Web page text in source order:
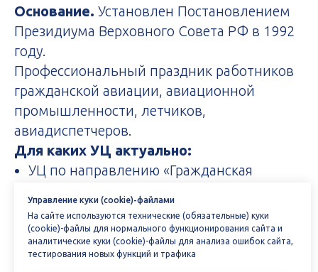
Основание. Установлен Постановлением
Президиума Верховного Совета РФ в 1992
году.
Профессиональный праздник работников
гражданской авиации, авиационной
промышленности, летчиков,
авиадиспетчеров.
Для каких УЦ актуально:
УЦ по направлению «Гражданская
Центры подготовки авиадиспетчеров,
пилотов;
УЦ по направлению «Авиационная
Управление куки (cookie)-файлами
На сайте используются технические (обязательные) куки
(cookie)-файлы для нормального функционирования сайта и
аналитические куки (cookie)-файлы для анализа ошибок сайта,
тестирования новых функций и трафика